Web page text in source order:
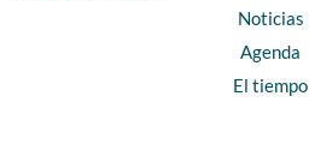
Noticias
Agenda
El tiempo